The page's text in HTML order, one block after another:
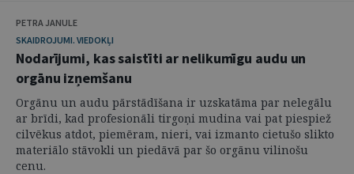
PETRA JANULE
SKAIDROJUMI. VIEDOKĻI
Nodarījumi, kas saistīti ar nelikumīgu audu un
orgānu izņemšanu
Orgānu un audu pārstādīšana ir uzskatāma par nelegālu
ar brīdi, kad profesionāli tirgoņi mudina vai pat piespiež
cilvēkus atdot, piemēram, nieri, vai izmanto cietušo slikto
materiālo stāvokli un piedāvā par šo orgānu vilinošu
cenu.